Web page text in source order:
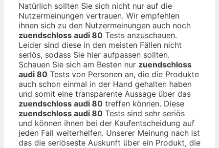
Natürlich sollten Sie sich nicht nur auf die
Nutzermeinungen vertrauen. Wir empfehlen
ihnen sich zu den Nutzermeinungen auch noch
zuendschloss audi 80 Tests anzuschauen.
Leider sind diese in den meisten Fällen nicht
seriös, sodass Sie hier aufpassen sollten.
Schauen Sie sich am Besten nur zuendschloss
audi 80 Tests von Personen an, die die Produkte
auch schon einmal in der Hand gehalten haben
und somit eine transparente Aussage über das
zuendschloss audi 80 treffen können. Diese
zuendschloss audi 80 Tests sind sehr seriös
und können ihnen bei der Kaufentscheidung auf
jeden Fall weiterhelfen. Unserer Meinung nach ist
das die seriöseste Auskunft über ein Produkt, die